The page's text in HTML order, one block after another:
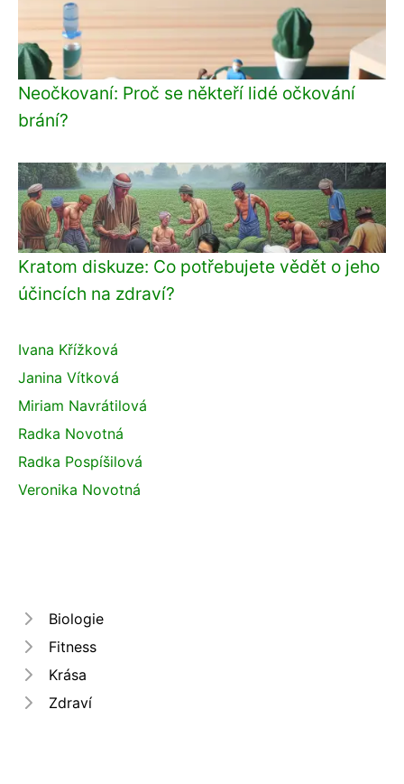
Neočkovaní: Proč se někteří lidé očkování
brání?
Kratom diskuze: Co potřebujete vědět o jeho
účincích na zdraví?
Ivana Křížková
Janina Vítková
Miriam Navrátilová
Radka Novotná
Radka Pospíšilová
Veronika Novotná
Biologie
Fitness
Krása
Zdraví